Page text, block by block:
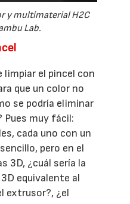
y multimaterial H2C
Lab.
limpiar el pincel con
que un color no
se podría eliminar
muy fácil:
cada uno con un
pero en el
3D, ¿cuál sería la
equivalente al
extrusor?, ¿el